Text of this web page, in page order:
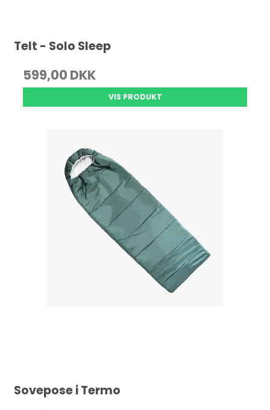
Telt - Solo Sleep
599,00 DKK
VIS PRODUKT
Sovepose i Termo